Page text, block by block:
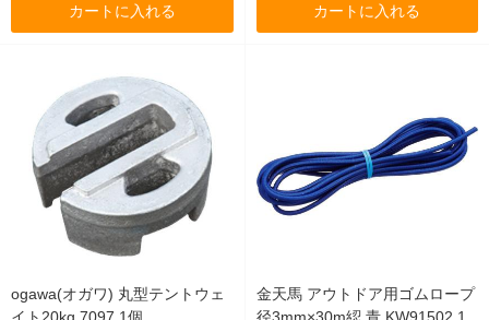
カートに入れる カートに入れる
ogawa(オガワ) 丸型テントウェ
金天馬 アウトドア用ゴムロープ